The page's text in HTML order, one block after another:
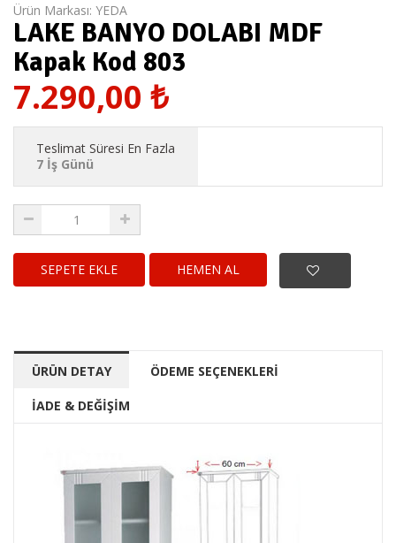
Ürün Markası: YEDA
LAKE BANYO DOLABI MDF
Kapak Kod 803
7.290,00 ₺
Teslimat Süresi En Fazla
7 İş Günü
HEMEN AL
ÜRÜN DETAY ÖDEME SEÇENEKLERİ
İADE & DEĞİŞİM